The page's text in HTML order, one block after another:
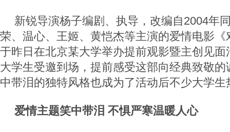
新锐导演杨子编剧、执导，改编自2004年
荣、温心、王姬、黄恺杰等主演的爱情电影
于昨日在北京某大学举办提前观影暨主创见
大学生受邀到场，提前感受这部向经典致敬
中带泪的独特风格也成为了活动后不少大学生
爱情主题笑中带泪 不惧严寒温暖人心